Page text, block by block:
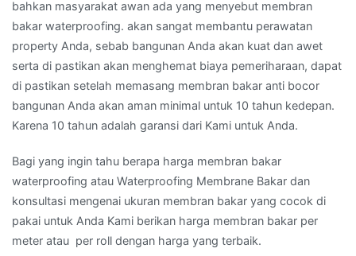
bahkan masyarakat awan ada yang menyebut membran
bakar waterproofing. akan sangat membantu perawatan
property Anda, sebab bangunan Anda akan kuat dan awet
serta di pastikan akan menghemat biaya pemeriharaan, dapat
di pastikan setelah memasang membran bakar anti bocor
bangunan Anda akan aman minimal untuk 10 tahun kedepan.
Karena 10 tahun adalah garansi dari Kami untuk Anda.
Bagi yang ingin tahu berapa harga membran bakar
waterproofing atau Waterproofing Membrane Bakar dan
konsultasi mengenai ukuran membran bakar yang cocok di
pakai untuk Anda Kami berikan harga membran bakar per
meter atau per roll dengan harga yang terbaik.